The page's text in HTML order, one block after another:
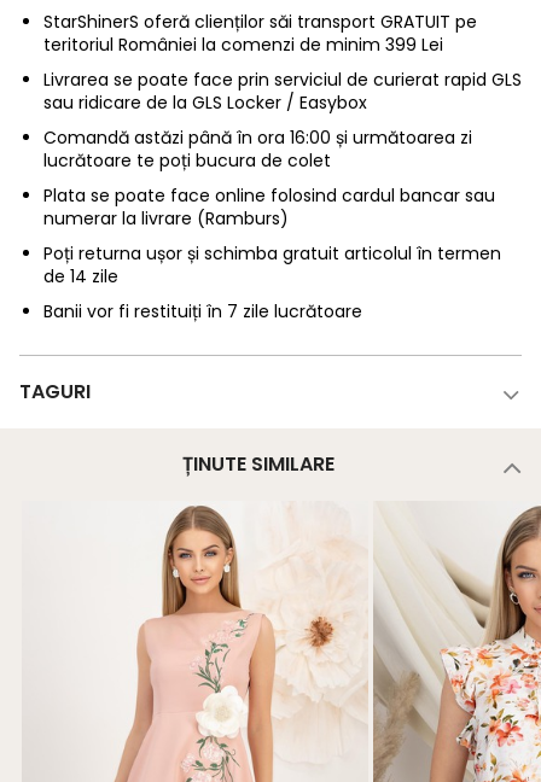
StarShinerS oferă clienților săi transport GRATUIT pe
teritoriul României la comenzi de minim 399 Lei
Livrarea se poate face prin serviciul de curierat rapid GLS
sau ridicare de la GLS Locker / Easybox
Comandă astăzi până în ora 16:00 și următoarea zi
lucrătoare te poți bucura de colet
Plata se poate face online folosind cardul bancar sau
numerar la livrare (Ramburs)
Poți returna ușor și schimba gratuit articolul în termen
de 14 zile
Banii vor fi restituiți în 7 zile lucrătoare
TAGURI
ȚINUTE SIMILARE